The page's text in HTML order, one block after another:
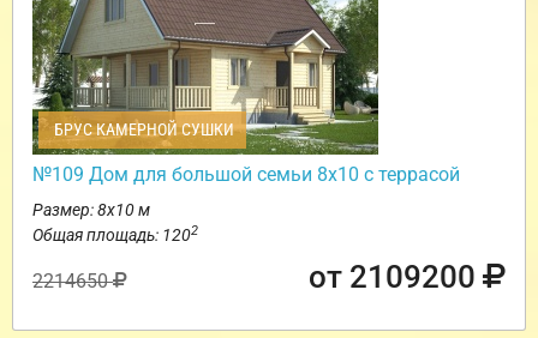
БРУС КАМЕРНОЙ СУШКИ
№109 Дом для большой семьи 8х10 с террасой
Размер: 8х10 м
Общая площадь: 1202
2214650 от 2109200